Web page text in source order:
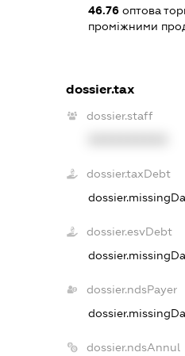
46.76 оптова
проміжними
dossier.tax
dossier.staff
dossier.taxDebt
dossier.esvDebt
dossier.ndsPayer
dossier.ndsAnnul